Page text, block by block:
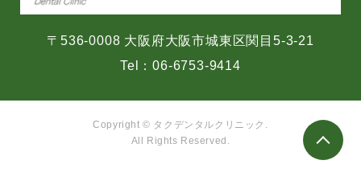
〒536-0008 大阪府大阪市城東区関目5-3-21
Tel：06-6753-9414
Copyright © タクデンタルクリニック.
All Rights Reserved.